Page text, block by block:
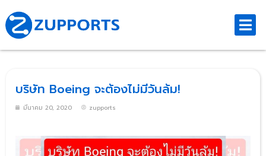
บริษัท Boeing จะต้องไม่มีวันล้ม!
มีนาคม 20, 2020 zupports